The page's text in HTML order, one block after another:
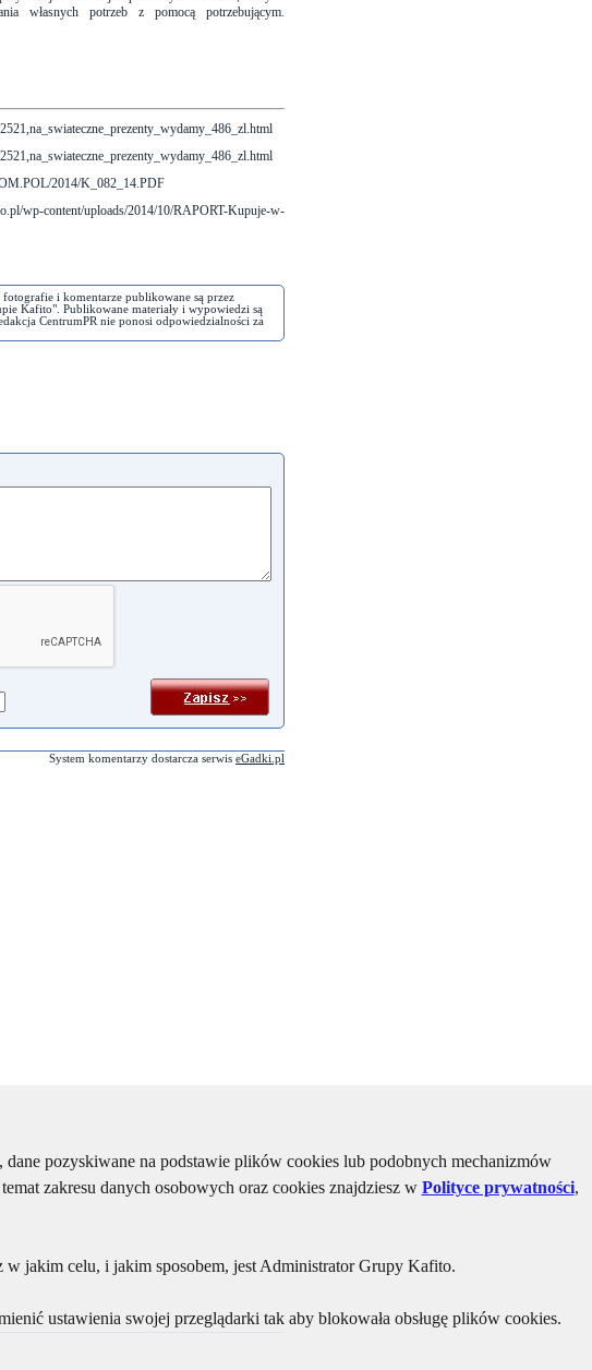
własnych potrzeb z pomocą potrzebującym.
2014/K_082_14.PDF
wp-content/uploads/2014/10/RAPORT-Kupuje-w-
i komentarze publikowane są przez
Kafito". Publikowane materiały i wypowiedzi są
CentrumPR nie ponosi odpowiedzialności za
System komentarzy dostarcza serwis eGadki.pl
pozyskiwane na podstawie plików cookies lub podobnych mechanizmów
zakresu danych osobowych oraz cookies znajdziesz w Polityce prywatności,
jakim celu, i jakim sposobem, jest Administrator Grupy Kafito.
ustawienia swojej przeglądarki tak aby blokowała obsługę plików cookies.